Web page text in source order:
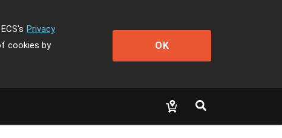
Privacy
cookies by
OK